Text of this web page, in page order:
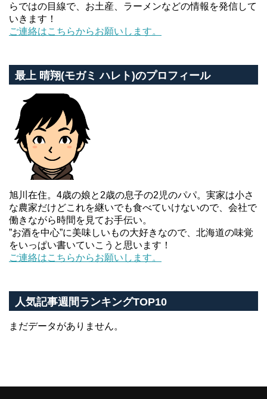
らではの目線で、お土産、ラーメンなどの情報を発信して
いきます！
ご連絡はこちらからお願いします。
最上 晴翔(モガミ ハレト)のプロフィール
旭川在住。4歳の娘と2歳の息子の2児のパパ。実家は小さ
な農家だけどこれを継いでも食べていけないので、会社で
働きながら時間を見てお手伝い。
”お酒を中心”に美味しいもの大好きなので、北海道の味覚
をいっぱい書いていこうと思います！
ご連絡はこちらからお願いします。
人気記事週間ランキングTOP10
まだデータがありません。